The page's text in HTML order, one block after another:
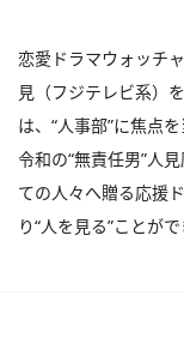
恋愛ドラマウォッチ
見（フジテレビ系）
は、“人事部”に焦点
令和の“無責任男”人
ての人々へ贈る応援
り“人を見る”ことが